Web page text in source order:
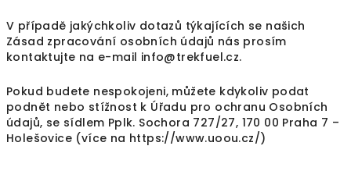
V případě jakýchkoliv dotazů týkajících se našich
Zásad zpracování osobních údajů nás prosím
kontaktujte na e-mail info@trekfuel.cz.
Pokud budete nespokojeni, můžete kdykoliv podat
podnět nebo stížnost k Úřadu pro ochranu Osobních
údajů, se sídlem Pplk. Sochora 727/27, 170 00 Praha 7 –
Holešovice (více na https://www.uoou.cz/)